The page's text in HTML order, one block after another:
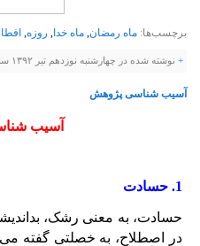
برچسب‌ها: ماه رمضان, ماه خدا , روزه,
+ نوشته شده در چهارشنبه نوزدهم تیر ۱۳۹۲ ساعت 10:23 توسط صادقی |
آسیب شناسی پژوهش
آسیب
1. حسادت
حسادت، به معنی رشک،
در اصطلاح، به خصلتی گفته می